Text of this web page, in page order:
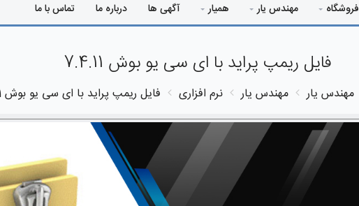
فروشگاه مهندس یار همیار آگهی ها درباره ما تماس با ما
فایل ریمپ پراید با ای سی یو بوش 7.4.11
مهندس یار مهندس یار نرم افزاری فایل ریمپ پراید با ای سی یو بوش 7.4.11